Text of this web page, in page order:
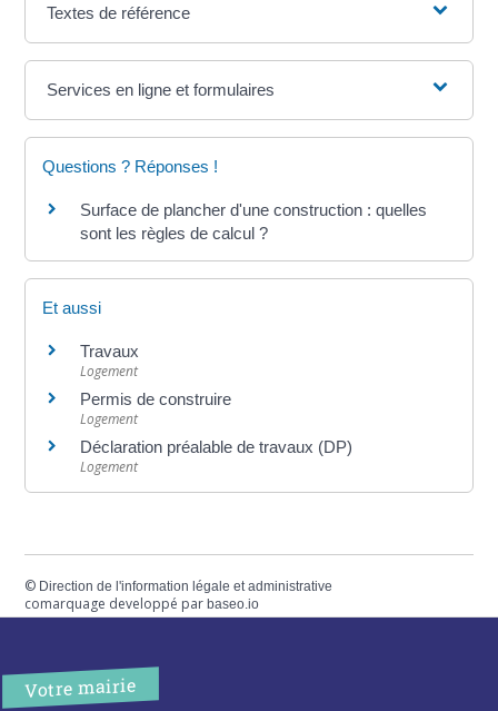
Textes de référence
Services en ligne et formulaires
Questions ? Réponses !
Surface de plancher d'une construction : quelles
sont les règles de calcul ?
Et aussi
Travaux
Logement
Permis de construire
Logement
Déclaration préalable de travaux (DP)
Logement
© Direction de l'information légale et administrative
comarquage developpé parbaseo.io
Votre mairie